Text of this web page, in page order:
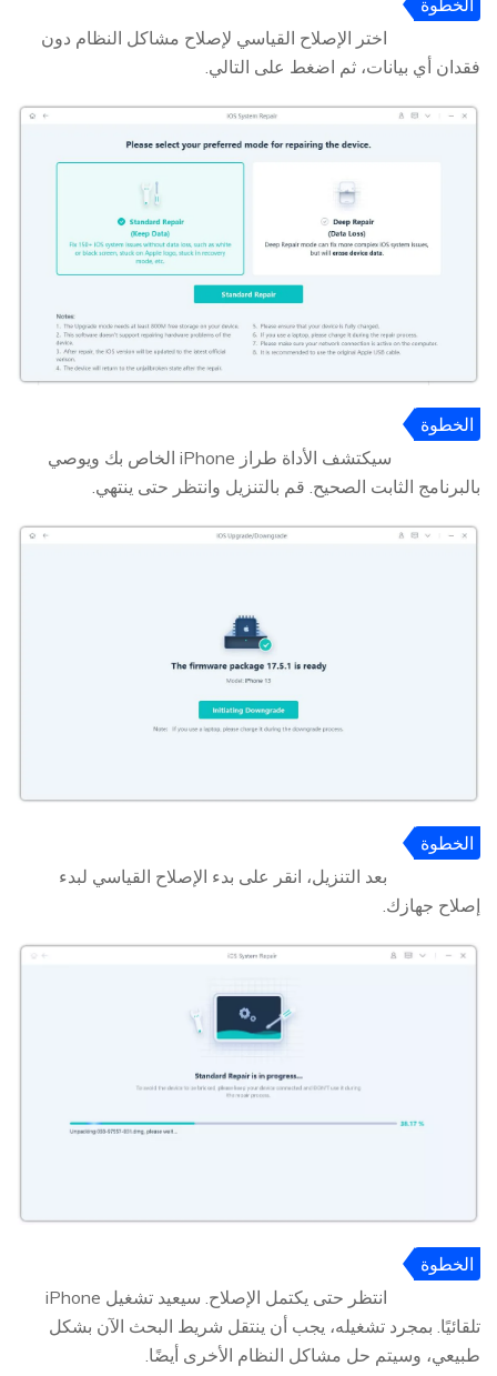
اختر الإصلاح القياسي لإصلاح مشاكل النظام دون
فقدان أي بيانات، ثم اضغط على التالي.
الخطوة
سيكتشف الأداة طراز iPhone الخاص بك ويوصي
بالبرنامج الثابت الصحيح. قم بالتنزيل وانتظر حتى ينتهي.
الخطوة
بعد التنزيل، انقر على بدء الإصلاح القياسي لبدء
إصلاح جهازك.
الخطوة
انتظر حتى يكتمل الإصلاح. سيعيد تشغيل iPhone
تلقائيًا. بمجرد تشغيله، يجب أن ينتقل شريط البحث الآن بشكل
طبيعي، وسيتم حل مشاكل النظام الأخرى أيضًا.